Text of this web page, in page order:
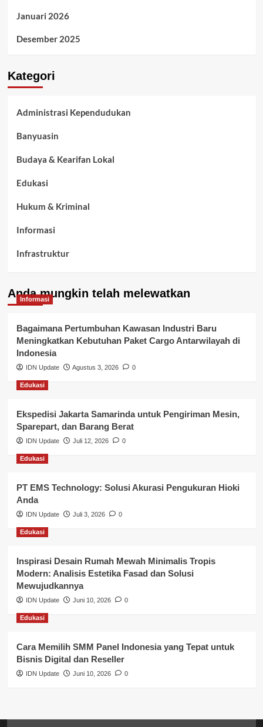
Januari 2026
Desember 2025
Kategori
Administrasi Kependudukan
Banyuasin
Budaya & Kearifan Lokal
Edukasi
Hukum & Kriminal
Informasi
Infrastruktur
Kepegawaian & ASN Banyuasin
Kesehatan
Keuangan
Lalu Lintas
Layanan Publik Kabupaten Banyuasin
Nasional
Pemerintahan
Pendidikan
Perbankan & Keuangan
Perpajakan & Keuangan
Profil Wilayah Banyuasin
Sosial & Budaya
Sosial & Kesejahteraan
Anda mungkin telah melewatkan
Informasi
Bagaimana Pertumbuhan Kawasan Industri Baru
Meningkatkan Kebutuhan Paket Cargo Antarwilayah di
Indonesia
IDN Update Agustus 3, 2026 0
Edukasi
Ekspedisi Jakarta Samarinda untuk Pengiriman Mesin,
Sparepart, dan Barang Berat
IDN Update Juli 12, 2026 0
Edukasi
PT EMS Technology: Solusi Akurasi Pengukuran Hioki
Anda
IDN Update Juli 3, 2026 0
Edukasi
Inspirasi Desain Rumah Mewah Minimalis Tropis
Modern: Analisis Estetika Fasad dan Solusi
Mewujudkannya
IDN Update Juni 10, 2026 0
Edukasi
Cara Memilih SMM Panel Indonesia yang Tepat untuk
Bisnis Digital dan Reseller
IDN Update Juni 10, 2026 0